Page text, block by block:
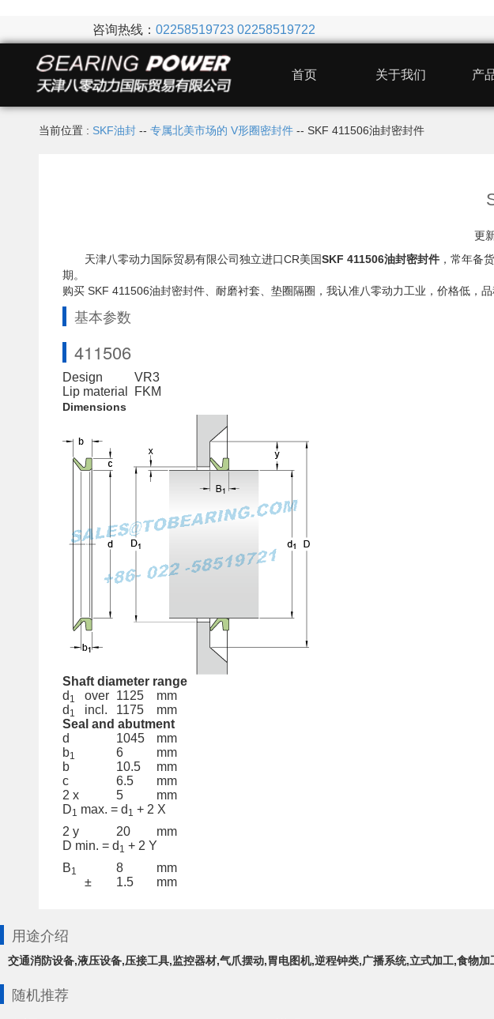
咨询热线： 02258519723 02258519722
首页 关于我们 产
当前位置 : SKF油封-- 专属北美市场的 V形圈密封件-- SKF 411506油封密封件
更
天津八零动力国际贸易有限公司独立进口CR美国SKF 411506油封密封件，常年备
期。
购买 SKF 411506油封密封件、耐磨衬套、垫圈隔圈，我认准八零动力工业，价格低，
基本参数
411506
Design
VR3
Lip material
FKM
Dimensions
Shaft diameter range
d 1 over 1125
mm
d 1 incl. 1175
mm
Seal and abutment
d
1045
mm
b1 6
mm
b
10.5
mm
c
6.5
mm
2 x
5
mm
D1 max. = d 1 + 2 X
2 y
20
mm
D min. = d 1 + 2 Y
B1 8
mm
±
1.5 mm
用途介绍
交通消防设备,液压设备,压接工具,监控器材,气爪摆动,胃电图机,逆程钟类,广播系统,立式加工,食物
随机推荐